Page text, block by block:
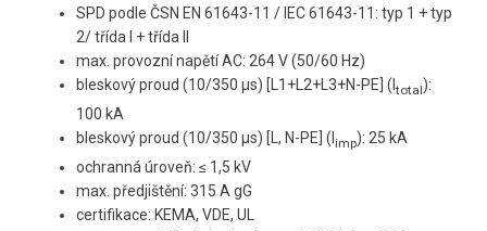
SPD podle ČSN EN 61643-11 / IEC 61643-11: typ 1 + typ
2/ třída I + třída II
max. provozní napětí AC: 264 V (50/60 Hz)
bleskový proud (10/350 µs) [L1+L2+L3+N-PE] (Itotal):
100 kA
bleskový proud (10/350 µs) [L, N-PE] (I imp): 25 kA
ochranná úroveň: ≤ 1,5 kV
max. předjištění: 315 A gG
certifikace: KEMA, VDE, UL